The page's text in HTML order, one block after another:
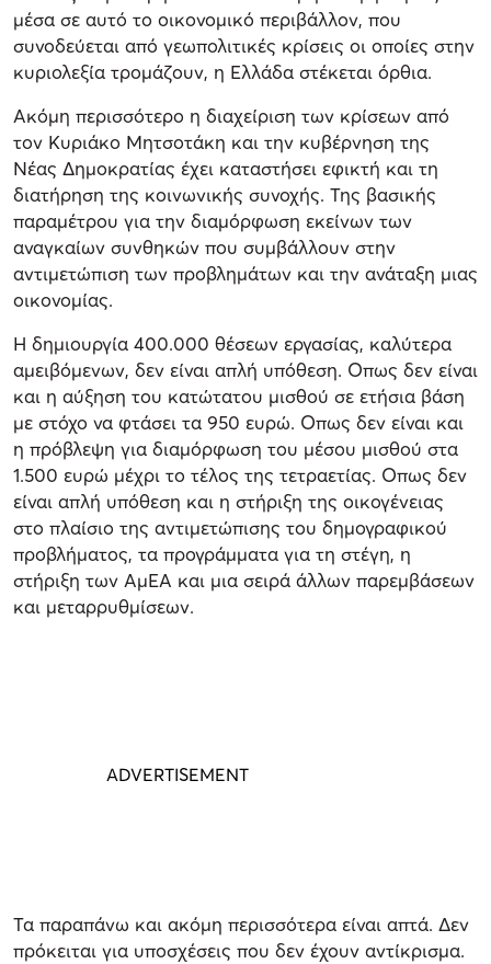
μέσα σε αυτό το οικονομικό περιβάλλον, που
συνοδεύεται από γεωπολιτικές κρίσεις οι οποίες στην
κυριολεξία τρομάζουν, η Ελλάδα στέκεται όρθια.
Ακόμη περισσότερο η διαχείριση των κρίσεων από
τον Κυριάκο Μητσοτάκη και την κυβέρνηση της
Νέας Δημοκρατίας έχει καταστήσει εφικτή και τη
διατήρηση της κοινωνικής συνοχής. Της βασικής
παραμέτρου για την διαμόρφωση εκείνων των
αναγκαίων συνθηκών που συμβάλλουν στην
αντιμετώπιση των προβλημάτων και την ανάταξη μιας
οικονομίας.
Η δημιουργία 400.000 θέσεων εργασίας, καλύτερα
αμειβόμενων, δεν είναι απλή υπόθεση. Οπως δεν είναι
και η αύξηση του κατώτατου μισθού σε ετήσια βάση
με στόχο να φτάσει τα 950 ευρώ. Οπως δεν είναι και
η πρόβλεψη για διαμόρφωση του μέσου μισθού στα
1.500 ευρώ μέχρι το τέλος της τετραετίας. Οπως δεν
είναι απλή υπόθεση και η στήριξη της οικογένειας
στο πλαίσιο της αντιμετώπισης του δημογραφικού
προβλήματος, τα προγράμματα για τη στέγη, η
στήριξη των ΑμΕΑ και μια σειρά άλλων παρεμβάσεων
και μεταρρυθμίσεων.
Τα παραπάνω και ακόμη περισσότερα είναι απτά. Δεν
πρόκειται για υποσχέσεις που δεν έχουν αντίκρισμα.